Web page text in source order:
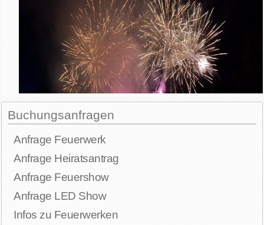
Buchungsanfragen
Anfrage Feuerwerk
Anfrage Heiratsantrag
Anfrage Feuershow
Anfrage LED Show
Infos zu Feuerwerken